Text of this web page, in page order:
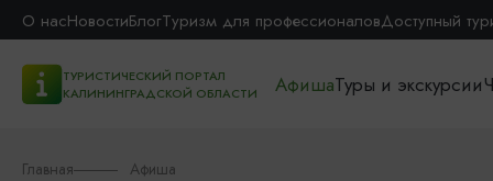
О насНовостиБлогТуризм для профессионаловДоступный
ТУРИСТИЧЕСКИЙ ПОРТАЛ
КАЛИНИНГРАДСКОЙ ОБЛАСТИ
АфишаТуры и экскурсии
Главная Афиша